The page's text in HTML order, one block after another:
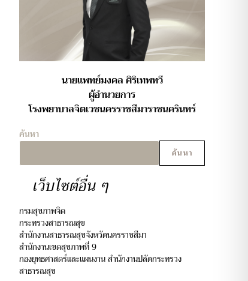
นายแพทย์มงคล ศิริเทพทวี
ผู้อำนวยการ
โรงพยาบาลจิตเวชนครราชสีมาราชนครินทร์
ค้นหา
ค้นหา
เว็บไซต์อื่น ๆ
กรมสุขภาพจิต
กระทรวงสาธารณสุข
สำนักงานสาธารณสุขจังหวัดนครราชสีมา
สำนักงานเขตสุขภาพที่ 9
กองยุทธศาสตร์และแผนงาน สำนักงานปลัดกระทรวง
สาธารณสุข